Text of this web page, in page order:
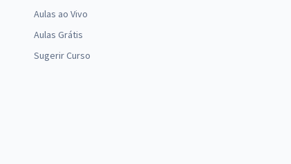
Aulas ao Vivo
Aulas Grátis
Sugerir Curso